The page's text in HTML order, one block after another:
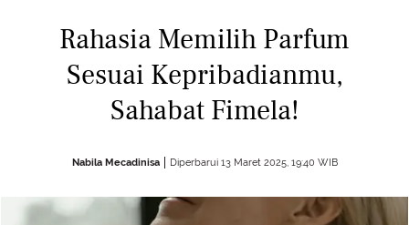
Rahasia Memilih Parfum
Sesuai Kepribadianmu,
Sahabat Fimela!
Nabila Mecadinisa Diperbarui 13 Maret 2025, 19:40 WIB